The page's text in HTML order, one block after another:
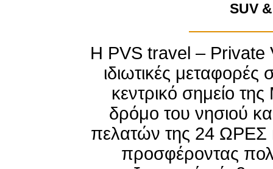
SUV
Η PVS travel – Private
ιδιωτικές
κεντρικό σημείο
δρόμο του νησιού
πελατών της 24
προσφέροντας